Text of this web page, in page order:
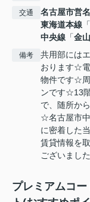
交通 名古屋市営
東海道本線 「
中央線 「金山
備考
共用部には
おります☆
物件です☆周
ンです☆13
で、随所か
☆名古屋市
に密着した
賃貸情報を
ございまし
プレミアムコ